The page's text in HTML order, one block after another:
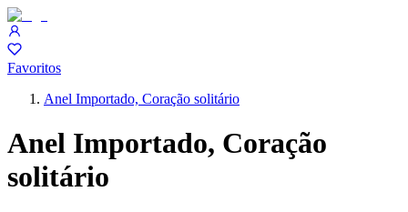
Favoritos
Anel Importado, Coração solitário
Anel Importado, Coração
solitário